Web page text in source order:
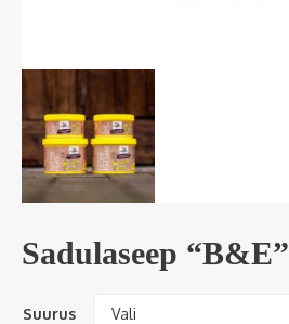
Sadulaseep “B&E”
Suurus